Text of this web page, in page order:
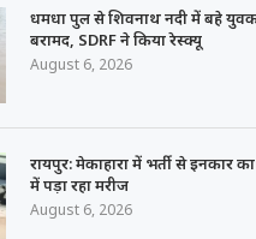
धमधा पुल से शिवनाथ नदी में बहे
बरामद, SDRF ने किया रेस्क्यू
August 6, 2026
रायपुर: मेकाहारा में भर्ती से इनकार
में पड़ा रहा मरीज
August 6, 2026